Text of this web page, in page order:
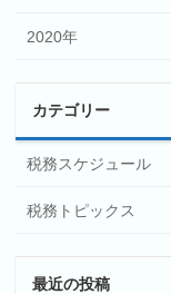
2020年
カテゴリー
税務スケジュール
税務トピックス
最近の投稿